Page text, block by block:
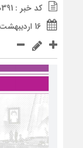
کد خبر : 10391
16 اردیبهشت 1405 - 16:21